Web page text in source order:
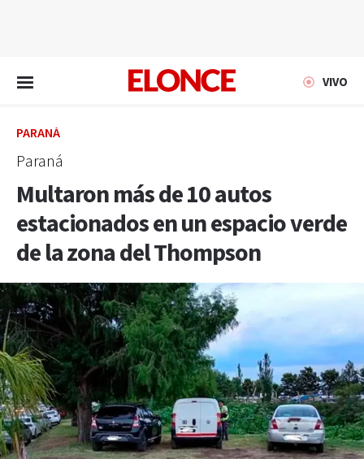
VIVO
PARANÁ
Paraná
Multaron más de 10 autos
estacionados en un espacio verde
de la zona del Thompson